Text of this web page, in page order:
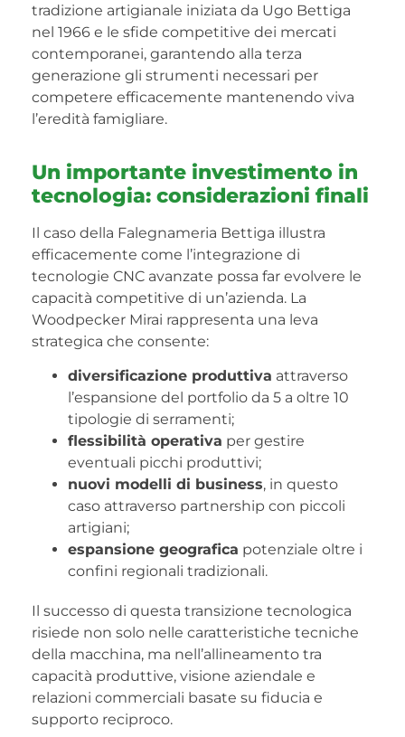
tradizione artigianale iniziata da Ugo Bettiga
nel 1966 e le sfide competitive dei mercati
contemporanei, garantendo alla terza
generazione gli strumenti necessari per
competere efficacemente mantenendo viva
l’eredità famigliare.
Un importante investimento in
tecnologia: considerazioni finali
Il caso della Falegnameria Bettiga illustra
efficacemente come l’integrazione di
tecnologie CNC avanzate possa far evolvere le
capacità competitive di un’azienda. La
Woodpecker Mirai rappresenta una leva
strategica che consente:
d iversificazione produttiva attraverso
l’espansione del portfolio da 5 a oltre 10
tipologie di serramenti;
flessibilità operativa per gestire
eventuali picchi produttivi;
nuovi modelli di business, in questo
caso attraverso partnership con piccoli
artigiani;
espansione geografica potenziale oltre i
confini regionali tradizionali.
Il successo di questa transizione tecnologica
risiede non solo nelle caratteristiche tecniche
della macchina, ma nell’allineamento tra
capacità produttive, visione aziendale e
relazioni commerciali basate su fiducia e
supporto reciproco.